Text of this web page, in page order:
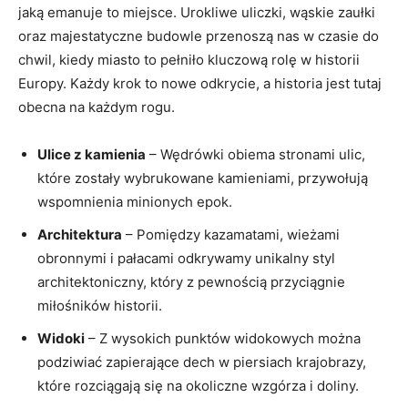
jaką emanuje⁢ to miejsce. Urokliwe uliczki, wąskie zaułki
⁤oraz majestatyczne budowle przenoszą ⁣nas w czasie ‍do
chwil, kiedy miasto to⁤ pełniło‍ kluczową rolę w historii
Europy. Każdy‌ krok to⁣ nowe‍ odkrycie, a historia jest tutaj
obecna na​ każdym⁣ rogu.
Ulice z ‍kamienia – Wędrówki obiema stronami ulic,
które zostały⁤ wybrukowane kamieniami, przywołują
wspomnienia minionych epok.
Architektura – Pomiędzy kazamatami, wieżami
‍obronnymi i ⁢pałacami⁢ odkrywamy ‌unikalny ⁤styl
‍architektoniczny, który z ⁤pewnością przyciągnie
miłośników historii.
Widoki ⁢–‌ Z wysokich punktów widokowych można
podziwiać zapierające dech w piersiach krajobrazy,
które⁤ rozciągają się na ‌okoliczne wzgórza i⁤ doliny.